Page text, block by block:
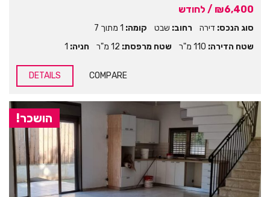
₪6,400 / לחודש
סוג הנכס: דירה רחוב: שבט קומה: 1 מתוך 7
שטח הדירה: 110 מ"ר שטח מרפסת: 12 מ"ר חניה: 1
COMPARE
DETAILS
הושכר!